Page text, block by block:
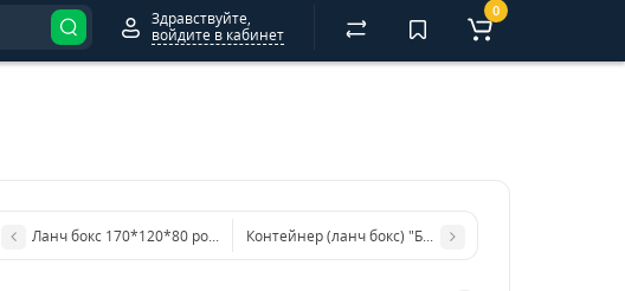
Здравствуйте,
войдите в кабинет
0
Ланч бокс 170*120*80 розовый. DSКонтейнер (ланч бокс) "Белый" 210*150*100 мм